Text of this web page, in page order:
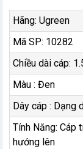
Hãng: Ugreen
Mã SP: 10282
Chiều dài cáp:
Màu : Đen
Dây cáp : Dạng
Tính Năng: Cáp
hướng lên